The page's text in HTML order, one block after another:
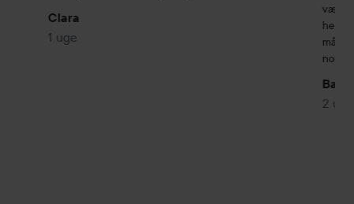
Clara
1 uge
være
her).
2